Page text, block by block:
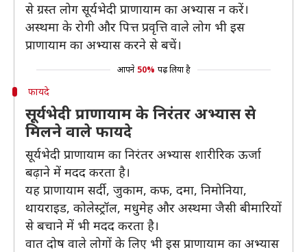
से ग्रस्त लोग सूर्यभेदी प्राणायाम का अभ्यास न करें।
अस्थमा के रोगी और पित्त प्रवृत्ति वाले लोग भी इस
प्राणायाम का अभ्यास करने से बचें।
आपने 50% पढ़ लिया है
फायदे
सूर्यभेदी प्राणायाम के निरंतर अभ्यास से
मिलने वाले फायदे
सूर्यभेदी प्राणायाम का निरंतर अभ्यास शारीरिक ऊर्जा
बढ़ाने में मदद करता है।
यह प्राणायाम सर्दी, जुकाम, कफ, दमा, निमोनिया,
थायराइड, कोलेस्ट्रॉल, मधुमेह और अस्थमा जैसी बीमारियों
से बचाने में भी मदद करता है।
वात दोष वाले लोगों के लिए भी इस प्राणायाम का अभ्यास